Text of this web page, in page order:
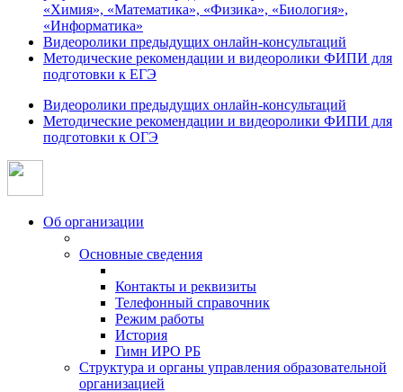
«Химия», «Математика», «Физика», «Биология»,
«Информатика»
Видеоролики предыдущих онлайн-консультаций
Методические рекомендации и видеоролики ФИПИ для
подготовки к ЕГЭ
Видеоролики предыдущих онлайн-консультаций
Методические рекомендации и видеоролики ФИПИ для
подготовки к ОГЭ
Об организации
Основные сведения
Контакты и реквизиты
Телефонный справочник
Режим работы
История
Гимн ИРО РБ
Структура и органы управления образовательной
организацией